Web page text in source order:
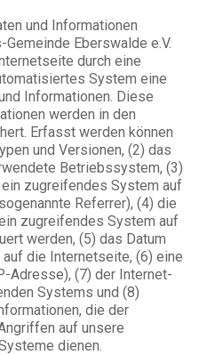
und Informationen
Eberswalde e.V.
durch eine
System eine
Informationen. Diese
werden in den
Erfasst werden können
und Versionen, (2) das
Betriebssystem, (3)
zugreifendes System auf
Referrer), (4) die
zugreifendes System auf
werden, (5) das Datum
die Internetseite, (6) eine
Adresse), (7) der Internet-
Systems und (8)
die der
auf unsere
dienen.